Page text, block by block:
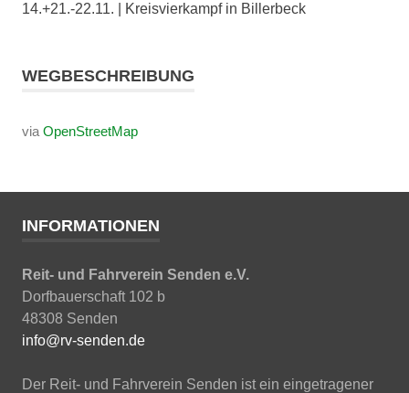
14.+21.-22.11. | Kreisvierkampf in Billerbeck
WEGBESCHREIBUNG
via OpenStreetMap
INFORMATIONEN
Reit- und Fahrverein Senden e.V.
Dorfbauerschaft 102 b
48308 Senden
info@rv-senden.de
Der Reit- und Fahrverein Senden ist ein eingetragener